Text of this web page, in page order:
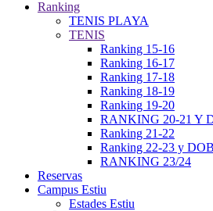
Ranking
TENIS PLAYA
TENIS
Ranking 15-16
Ranking 16-17
Ranking 17-18
Ranking 18-19
Ranking 19-20
RANKING 20-21 Y
Ranking 21-22
Ranking 22-23 y
RANKING 23/24
Reservas
Campus Estiu
Estades Estiu